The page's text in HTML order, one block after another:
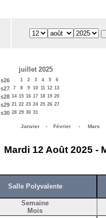
juillet 2025
s26 1 2 3 4 5 6
s27 7 8 9 10 11 12 13
s28 14 15 16 17 18 19 20
s29 21 22 23 24 25 26 27
s30 28 29 30 31
Janvier - Février - Mars
Mardi 12 Août 2025 -
Salle Polyvalente
Semaine
Mois